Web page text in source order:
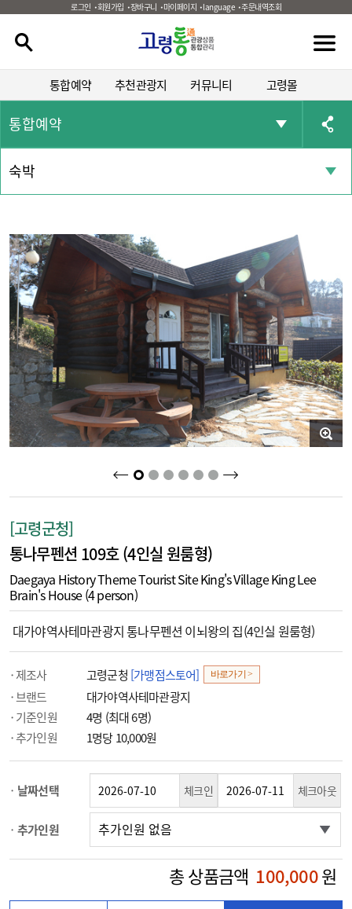
로그인 회원가입 장바구니 마이페이지 language 주문내역조회
통합예약 추천관광지 커뮤니티 고령몰
통합예약
숙박
2 3 4 5 6
[고령군청]
통나무펜션 109호 (4인실 원룸형)
Daegaya History Theme Tourist Site King's Village King Lee
Brain's House (4 person)
대가야역사테마관광지 통나무펜션 이뇌왕의 집(4인실 원룸형)
제조사 고령군청 [가맹점스토어] 바로가기 >
브랜드
대가야역사테마관광지
기준인원
4명 (최대 6명)
추가인원
1명당 10,000원
날짜선택 체크인 체크아웃
추가인원
총 상품금액 100,000원